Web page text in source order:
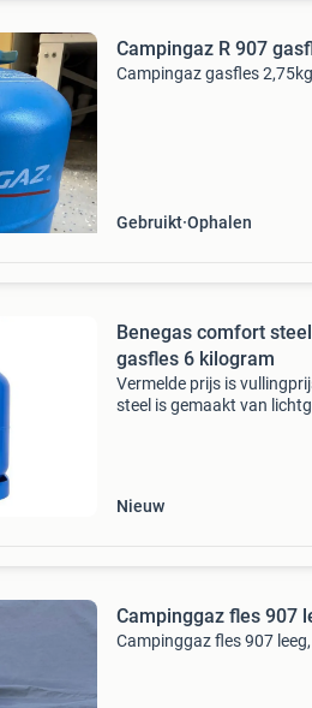
Campingaz R 907
Campingaz gasfles
Gebruikt Ophalen
Benegas comfort
gasfles 6 kilogram
Vermelde prijs is
steel is gemaakt van
Nieuw
Campinggaz fles 907
Campinggaz fles 907